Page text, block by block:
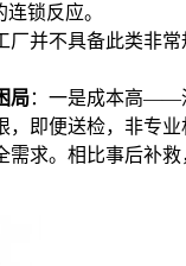
锁反应。
厂并不具备此类非
局：一是成本高——
即便送检，非专业
求。相比事后补